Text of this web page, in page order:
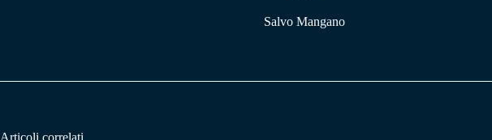
Salvo Mangano
Articoli correlati